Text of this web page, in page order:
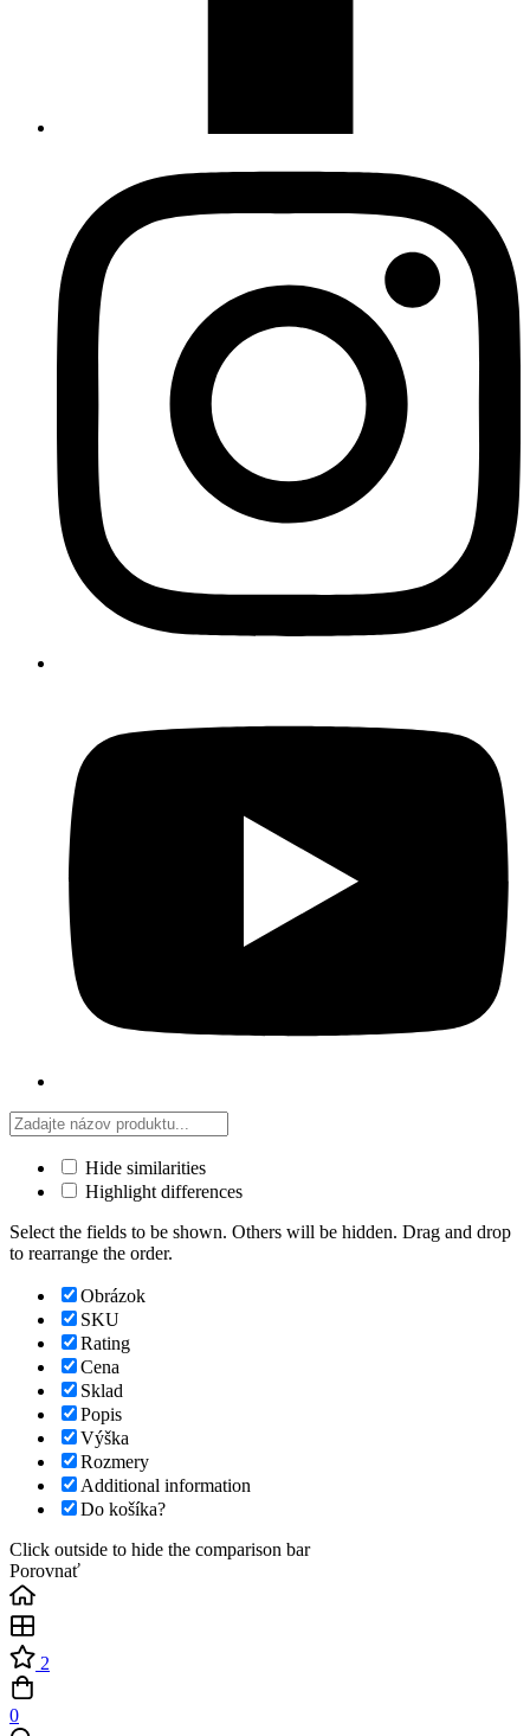
Hide similarities
Highlight differences
Select the fields to be shown. Others will be hidden. Drag and drop
to rearrange the order.
Obrázok
SKU
Rating
Cena
Sklad
Popis
Výška
Rozmery
Additional information
Do košíka?
Click outside to hide the comparison bar
Porovnať
2
0